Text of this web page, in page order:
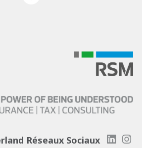
Réseaux Sociaux